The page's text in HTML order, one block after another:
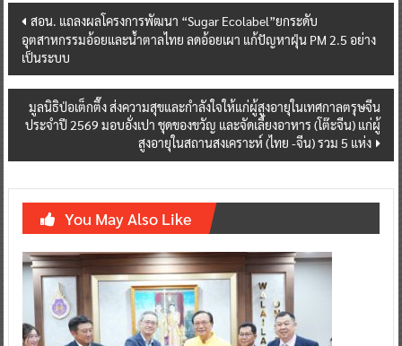
Post
navigation
สอน. แถลงผลโครงการพัฒนา “Sugar Ecolabel”ยกระดับ
อุตสาหกรรมอ้อยและน้ำตาลไทย ลดอ้อยเผา แก้ปัญหาฝุ่น PM 2.5 อย่าง
เป็นระบบ
มูลนิธิป่อเต็กตึ๊ง ส่งความสุขและกำลังใจให้แก่ผู้สูงอายุในเทศกาลตรุษจีน
ประจำปี 2569 มอบอั่งเปา ชุดของขวัญ และจัดเลี้ยงอาหาร (โต๊ะจีน) แก่ผู้
สูงอายุในสถานสงเคราะห์ (ไทย -จีน) รวม 5 แห่ง
You May Also Like